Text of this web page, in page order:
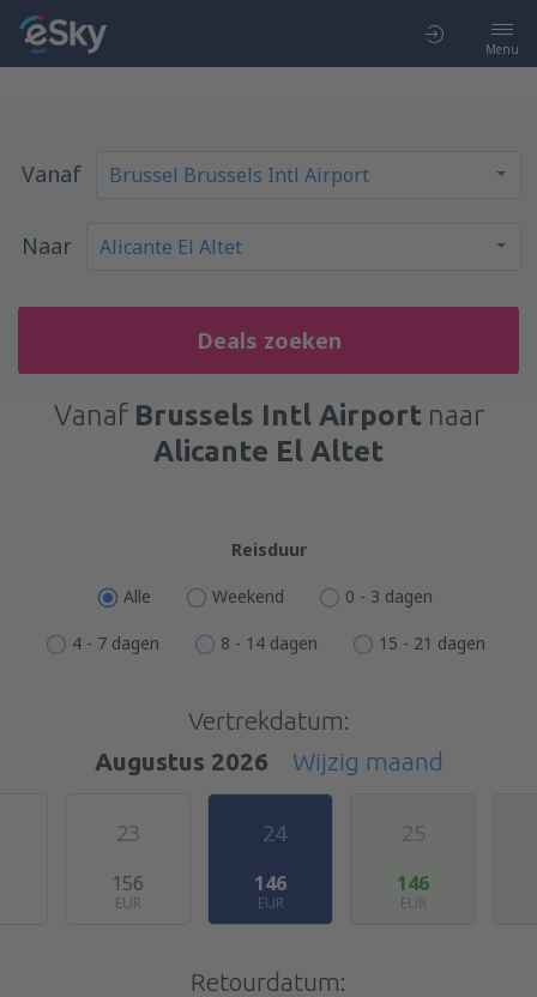
Menu
Vanaf
Naar
Deals zoeken
Vanaf Brussels Intl Airportnaar
Alicante El Altet
Reisduur
Alle Weekend 0 - 3 dagen
4 - 7 dagen 8 - 14 dagen 15 - 21 dagen
Vertrekdatum:
Augustus 2026
Wijzig maand
23
156
EUR
24
146
EUR
25
146
EUR
Retourdatum: